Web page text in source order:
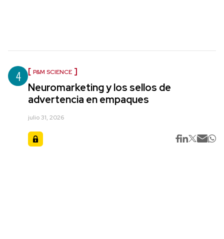
4 P&M SCIENCE
Neuromarketing y los sellos de
advertencia en empaques
julio 31, 2026